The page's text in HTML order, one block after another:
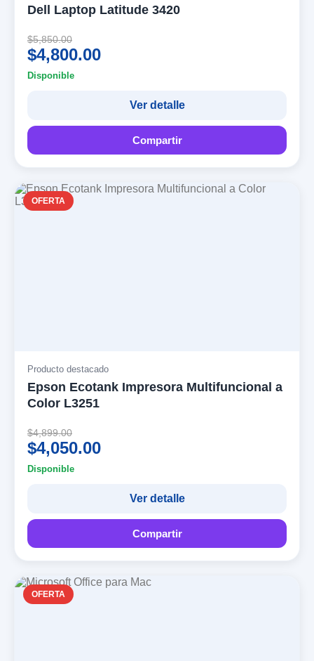
Dell Laptop Latitude 3420
$5,850.00
$4,800.00
Disponible
Ver detalle
Compartir
OFERTA
Producto destacado
Epson Ecotank Impresora Multifuncional a
Color L3251
$4,899.00
$4,050.00
Disponible
Ver detalle
Compartir
OFERTA